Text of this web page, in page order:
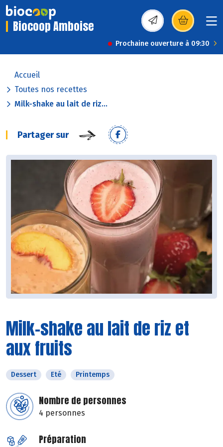
Biocoop Amboise (s’ouvre dans une
Prochaine ouverture à 09:30
Accueil
Toutes nos recettes
Milk-shake au lait de riz...
Partager sur
Milk-shake au lait de riz et
aux fruits
Dessert Eté Printemps
Nombre de personnes
4 personnes
Préparation